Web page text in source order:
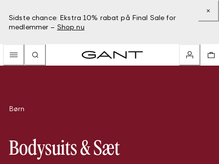
Sidste chance: Ekstra 10% rabat på Final Sale for
medlemmer – Shop nu
Børn
Bodysuits & Sæt